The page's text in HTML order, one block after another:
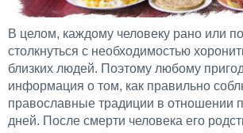
В целом, каждому человеку рано или
столкнуться с необходимостью
близких людей. Поэтому любому
информация о том, как правильно
православные традиции в отношении
дней. После смерти человека его